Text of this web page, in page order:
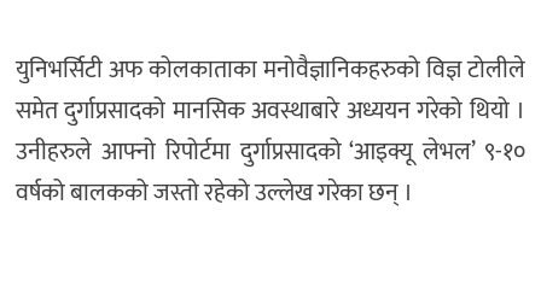
युनिभर्सिटी अफ कोलकाताका मनोवैज्ञानिकहरुको विज्ञ टोलीले
समेत दुर्गाप्रसादको मानसिक अवस्थाबारे अध्ययन गरेको थियो ।
उनीहरुले आफ्नो रिपोर्टमा दुर्गाप्रसादको ‘आइक्यू लेभल’ ९-१०
वर्षको बालकको जस्तो रहेको उल्लेख गरेका छन् ।